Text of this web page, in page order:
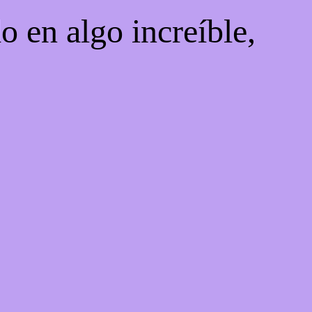
en algo increíble,